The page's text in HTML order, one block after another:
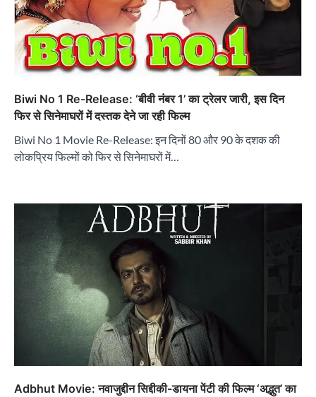
Biwi No 1 Re-Release: ‘बीवी नंबर 1’ का ट्रेलर जारी, इस दिन
फिर से सिनेमाघरों में दस्तक देने जा रही फिल्म
Biwi No 1 Movie Re-Release: इन दिनों 80 और 90 के दशक की
लोकप्रिय फिल्मों को फिर से सिनेमाघरों में…
Adbhut Movie: नवाजुद्दीन सिद्दीकी-डायना पेंटी की फिल्म ‘अद्भुत’ का